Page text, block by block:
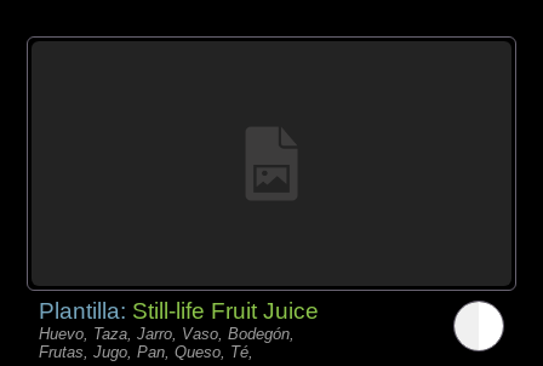
Plantilla: Still-life Fruit Juice
Huevo, Taza, Jarro, Vaso, Bodegón,
Frutas, Jugo, Pan, Queso, Té,